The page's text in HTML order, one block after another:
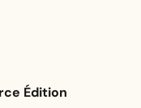
Édition